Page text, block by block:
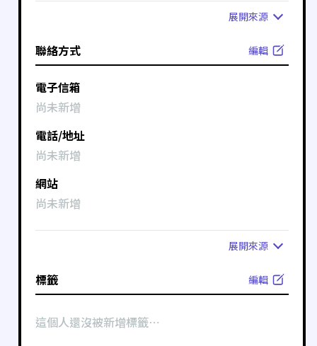
展開來源
聯絡方式 編輯
電子信箱
尚未新增
電話/地址
尚未新增
網站
尚未新增
展開來源
標籤 編輯
這個人還沒被新增標籤⋯